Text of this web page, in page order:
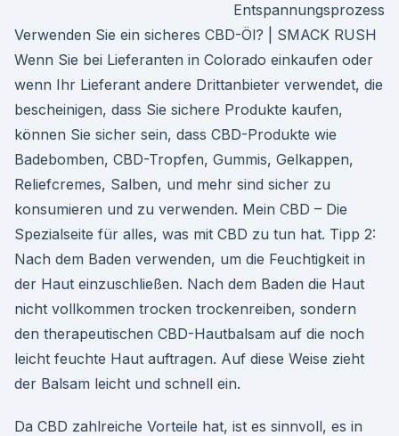
Entspannungsprozess
Verwenden Sie ein sicheres CBD-Öl? | SMACK RUSH
Wenn Sie bei Lieferanten in Colorado einkaufen oder
wenn Ihr Lieferant andere Drittanbieter verwendet, die
bescheinigen, dass Sie sichere Produkte kaufen,
können Sie sicher sein, dass CBD-Produkte wie
Badebomben, CBD-Tropfen, Gummis, Gelkappen,
Reliefcremes, Salben, und mehr sind sicher zu
konsumieren und zu verwenden. Mein CBD – Die
Spezialseite für alles, was mit CBD zu tun hat. Tipp 2:
Nach dem Baden verwenden, um die Feuchtigkeit in
der Haut einzuschließen. Nach dem Baden die Haut
nicht vollkommen trocken trockenreiben, sondern
den therapeutischen CBD-Hautbalsam auf die noch
leicht feuchte Haut auftragen. Auf diese Weise zieht
der Balsam leicht und schnell ein.
Da CBD zahlreiche Vorteile hat, ist es sinnvoll, es in